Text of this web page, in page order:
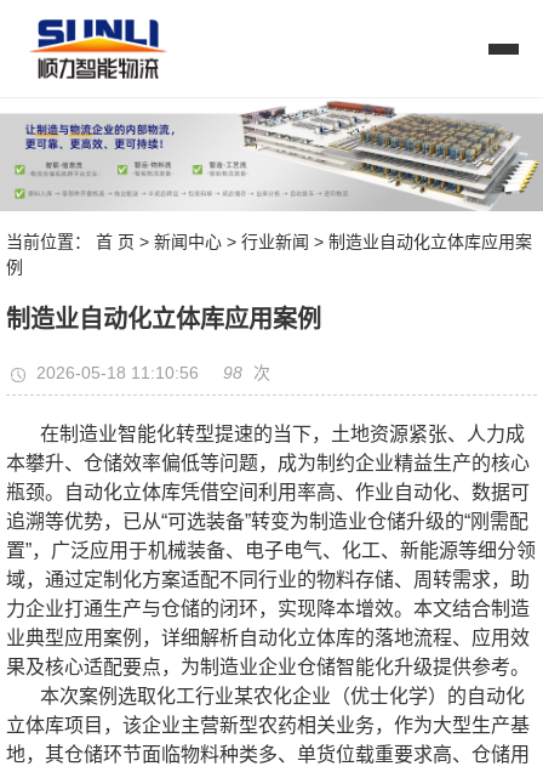
当前位置： 首 页 > 新闻中心 > 行业新闻 > 制造业自动化立体库应用案
例
制造业自动化立体库应用案例
2026-05-18 11:10:56 98 次
在制造业智能化转型提速的当下，土地资源紧张、人力成
本攀升、仓储效率偏低等问题，成为制约企业精益生产的核心
瓶颈。自动化立体库凭借空间利用率高、作业自动化、数据可
追溯等优势，已从“可选装备”转变为制造业仓储升级的“刚需配
置”，广泛应用于机械装备、电子电气、化工、新能源等细分领
域，通过定制化方案适配不同行业的物料存储、周转需求，助
力企业打通生产与仓储的闭环，实现降本增效。本文结合制造
业典型应用案例，详细解析自动化立体库的落地流程、应用效
果及核心适配要点，为制造业企业仓储智能化升级提供参考。
本次案例选取化工行业某农化企业（优士化学）的自动化
立体库项目，该企业主营新型农药相关业务，作为大型生产基
地，其仓储环节面临物料种类多、单货位载重要求高、仓储用